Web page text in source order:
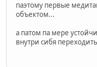
паэтому первые
объектом...
а патом па мере
внутри сибя